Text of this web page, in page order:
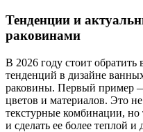
Тенденции и
раковинами
В 2026 году стоит
тенденций в дизайне
раковины. Первый пример
цветов и материалов. Это
текстурные комбинации,
и сделать ее более теплой